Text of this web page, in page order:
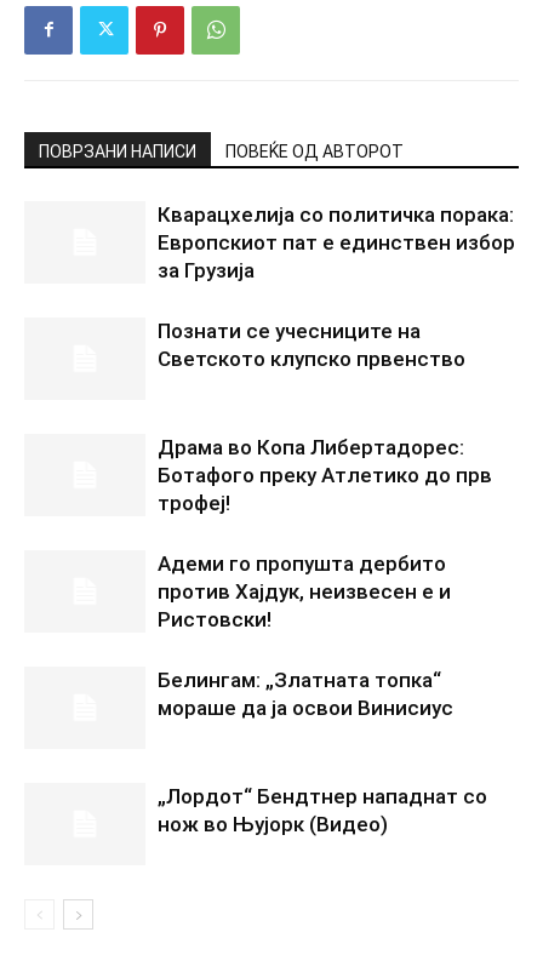
ПОВРЗАНИ НАПИСИ ПОВЕЌЕ ОД АВТОРОТ
Кварацхелија со политичка порака:
Европскиот пат е единствен избор
за Грузија
Познати се учесниците на
Светското клупско првенство
Драма во Копа Либертадорес:
Ботафого преку Атлетико до прв
трофеј!
Адеми го пропушта дербито
против Хајдук, неизвесен е и
Ристовски!
Белингам: „Златната топка“
мораше да ја освои Винисиус
„Лордот“ Бендтнер нападнат со
нож во Њујорк (Видео)